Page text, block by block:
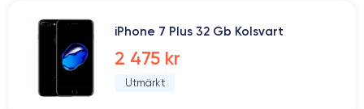
iPhone 7 Plus 32 Gb Kolsvart
2 475 kr
Utmärkt